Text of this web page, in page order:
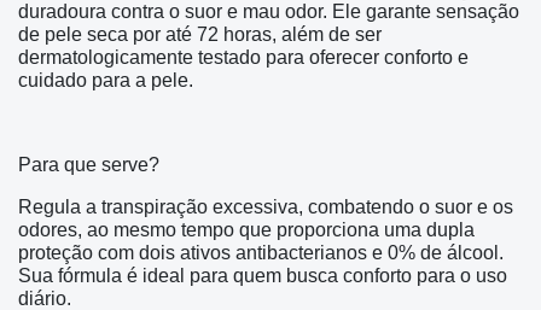
duradoura contra o suor e mau odor. Ele garante sensação
de pele seca por até 72 horas, além de ser
dermatologicamente testado para oferecer conforto e
cuidado para a pele.
Para que serve?
Regula a transpiração excessiva, combatendo o suor e os
odores, ao mesmo tempo que proporciona uma dupla
proteção com dois ativos antibacterianos e 0% de álcool.
Sua fórmula é ideal para quem busca conforto para o uso
diário.